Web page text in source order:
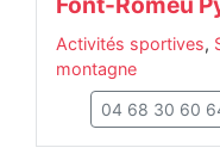
Activités sportives,
montagne
04 68 30 60